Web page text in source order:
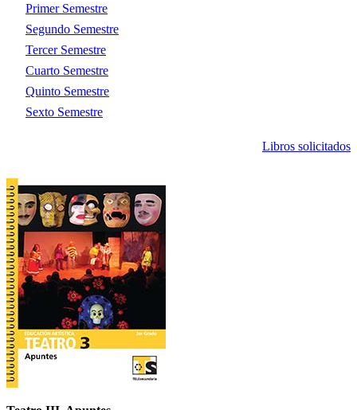
Primer Semestre
Segundo Semestre
Tercer Semestre
Cuarto Semestre
Quinto Semestre
Sexto Semestre
Libros solicitados